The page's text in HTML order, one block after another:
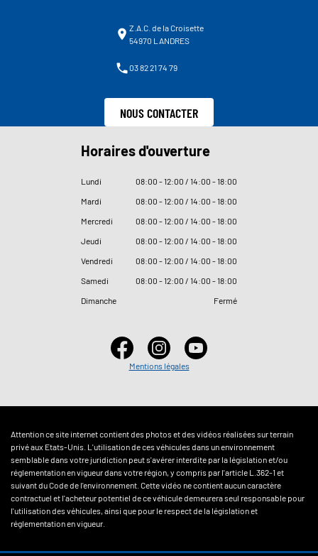
Z.A.C. de la Croisette
54970 LANDRES
03 82 21 74 79
NOUS CONTACTER
Horaires d'ouverture
Lundi 08:00 - 12:00 / 14:00 - 18:00
Mardi
08:00 - 12:00 / 14:00 - 18:00
Mercredi
08:00 - 12:00 / 14:00 - 18:00
Jeudi
08:00 - 12:00 / 14:00 - 18:00
Vendredi
08:00 - 12:00 / 14:00 - 18:00
Samedi
08:00 - 12:00 / 14:00 - 18:00
Dimanche
Fermé
Mentions légales
Attention ce site internet contient des photos et des vidéos réalisées sur terrain
privé aux Etats-Unis. L'utilisation de ces véhicules dans un environnement
semblable dans votre juridiction peut s'avérer interdite par la législation et/ou
réglementation en vigueur dans votre région, y compris par l'article L.362-1 et
suivant du Code de l'environnement. Cette vidéo ne contient aucun caractère
contractuel et l'acheteur potentiel de ce véhicule demeurera seul responsable pour
l'utilisation des véhicules, ainsi que pour le respect de la législation et
réglementation en vigueur.